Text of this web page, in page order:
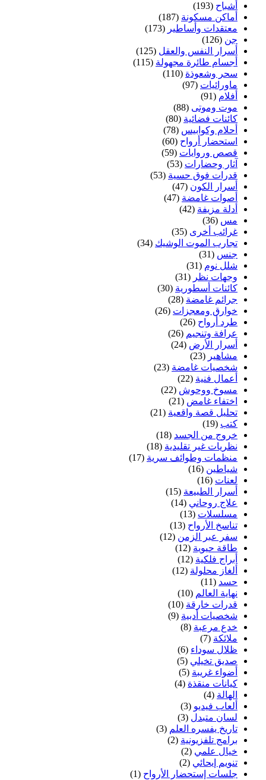
أشباح (193)
أماكن مسكونة (187)
معتقدات وأساطير (173)
جن (126)
أسرار النفس والعقل (125)
أجسام طائرة مجهولة (115)
سحر وشعوذة (110)
ماورائيات (97)
أفلام (91)
موت وموتى (88)
كائنات فضائية (80)
أحلام وكوابيس (78)
استحضار أرواح (60)
قصص وروايات (59)
آثار وحضارات (53)
قدرات فوق حسية (53)
أسرار الكون (47)
أصوات غامضة (47)
أدلة مزيفة (42)
مس (36)
غرائب أخرى (35)
تجارب الموت الوشيك (34)
جنس (31)
شلل نوم (31)
وجهات نظر (31)
كائنات أسطورية (30)
جرائم غامضة (28)
خوارق ومعجزات (26)
طرد أرواح (26)
عرافة وتنجيم (26)
أسرار الأرض (24)
مشاهير (23)
شخصيات غامضة (23)
أعمال فنية (22)
مسوخ ووحوش (22)
اختفاء غامض (21)
تحليل قصة واقعية (21)
كتب (19)
خروج من الجسد (18)
نظريات غير تقليدية (18)
منظمات وطوائف سرية (17)
شياطين (16)
لعنات (16)
أسرار الطبيعة (15)
علاج روحاني (14)
مسلسلات (13)
تناسخ الأرواح (13)
سفر عبر الزمن (12)
طاقة حيوية (12)
أبراج فلكية (12)
ألغاز محلولة (12)
حسد (11)
نهاية العالم (10)
قدرات خارقة (10)
شخصيات أدبية (9)
خدع مرعبة (8)
ملائكة (7)
ظلال سوداء (6)
صديق تخيلي (5)
أضواء غريبة (5)
كيانات منقذة (4)
الهالة (4)
ألعاب فيديو (3)
لسان متبدل (3)
تاريخ يفسره العلم (3)
برامج تلفزيونية (2)
خيال علمي (2)
تنويم إيحائي (2)
جلسات إستحضار الأرواح (1)